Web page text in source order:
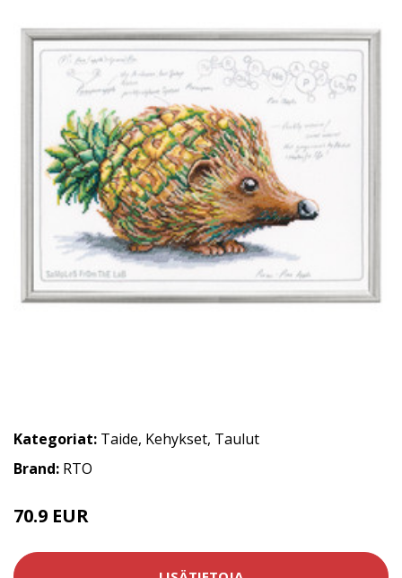
Kategoriat: Taide, Kehykset, Taulut
Brand: RTO
70.9 EUR